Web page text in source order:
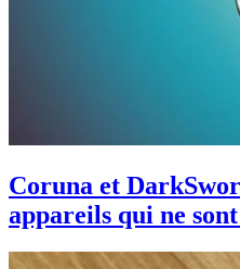
Coruna et
appareils qui ne